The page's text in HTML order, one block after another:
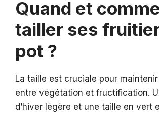
Quand et
tailler ses
pot ?
La taille est cruciale pour
entre végétation et fructification.
d’hiver légère et une taille en vert